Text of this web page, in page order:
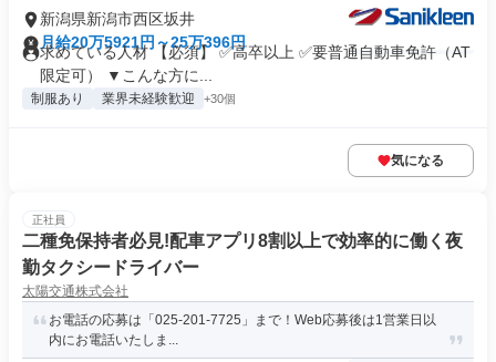
新潟県新潟市西区坂井
月給20万5921円～25万396円
求めている人材 【必須】 ✅高卒以上 ✅要普通自動車免許（AT
限定可） ▼こんな方に...
制服あり 業界未経験歓迎 +30個
気になる
正社員
二種免保持者必見!配車アプリ8割以上で効率的に働く夜
勤タクシードライバー
太陽交通株式会社
お電話の応募は「025-201-7725」まで！Web応募後は1営業日以
内にお電話いたしま...